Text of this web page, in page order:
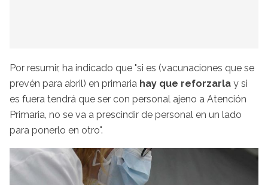
Por resumir, ha indicado que "si es (vacunaciones que se
prevén para abril) en primaria hay que reforzarla y si
es fuera tendrá que ser con personal ajeno a Atención
Primaria, no se va a prescindir de personal en un lado
para ponerlo en otro".